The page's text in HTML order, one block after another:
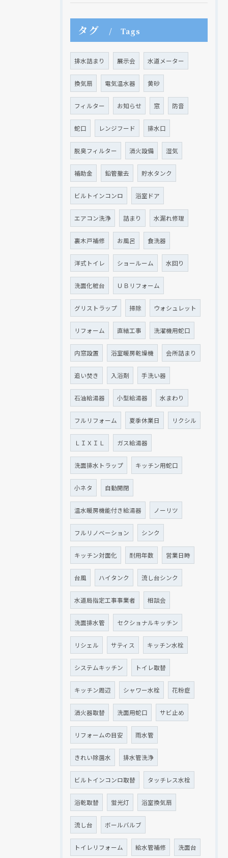
タグ Tags
排水詰まり 展示会 水道メーター
換気扇 電気温水器 黄砂
フィルター お知らせ 窓 防音
蛇口 レンジフード 排水口
脱臭フィルター 消火設備 湿気
補助金 鉛管撤去 貯水タンク
ビルトインコンロ 浴室ドア
エアコン洗浄 詰まり 水漏れ修理
裏木戸補修 お風呂 食洗器
洋式トイレ ショールーム 水回り
洗面化粧台 ＵＢリフォーム
グリストラップ 掃除 ウォシュレット
リフォーム 直結工事 洗濯機用蛇口
内窓設置 浴室暖房乾燥機 会所詰まり
追い焚き 入浴剤 手洗い器
石油給湯器 小型給湯器 水まわり
フルリフォーム 夏季休業日 リクシル
ＬＩＸＩＬ ガス給湯器
洗面排水トラップ キッチン用蛇口
小ネタ 自動開閉
温水暖房機能付き給湯器 ノーリツ
フルリノベーション シンク
キッチン対面化 耐用年数 営業日時
台風 ハイタンク 流し台シンク
水道局指定工事事業者 相談会
洗面排水管 セクショナルキッチン
リシェル サティス キッチン水栓
システムキッチン トイレ取替
キッチン周辺 シャワー水栓 花粉症
消火器取替 洗面用蛇口 サビ止め
リフォームの目安 雨水管
きれい除菌水 排水管洗浄
ビルトインコンロ取替 タッチレス水栓
浴乾取替 蛍光灯 浴室換気扇
流し台 ボールバルブ
トイレリフォーム 給水管補修 洗面台
現在、新聞に入っている折込チラシです。
クリックでチラシのページにジャンプします
現在、新聞に入っている折込チラシです。
クリックでチラシのページにジャンプします